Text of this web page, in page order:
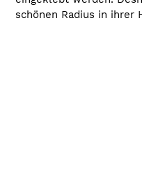
schönen Radius in ihrer